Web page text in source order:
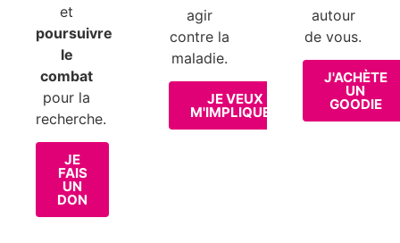
et
poursuivre
le
combat
pour la
recherche.
JE
FAIS
UN
DON
agir
contre la
maladie.
JE VEUX
M'IMPLIQUER
autour
de vous.
J'ACHÈTE
UN
GOODIE